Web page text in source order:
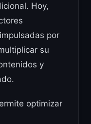
Hoy,
por
su
y
optimizar